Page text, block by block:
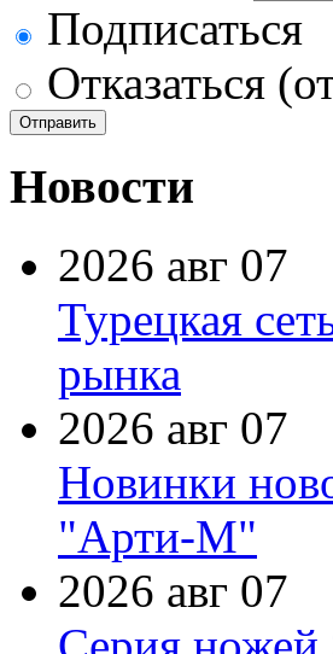
Подписаться
Отказаться
Новости
2026 авг 07
Турецкая
рынка
2026 авг 07
Новинки
"Арти-М"
2026 авг 07